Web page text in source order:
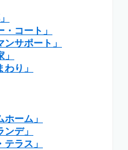
コート」
サポート」
り」
ーム」
デ」
ラス」